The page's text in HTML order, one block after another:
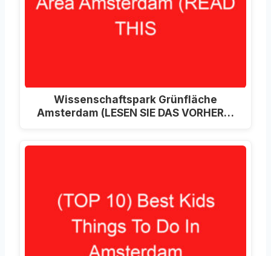
Wissenschaftspark Grünfläche
Amsterdam (LESEN SIE DAS VORHER…